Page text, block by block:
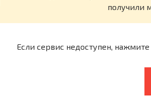
получили
Если сервис недоступен,